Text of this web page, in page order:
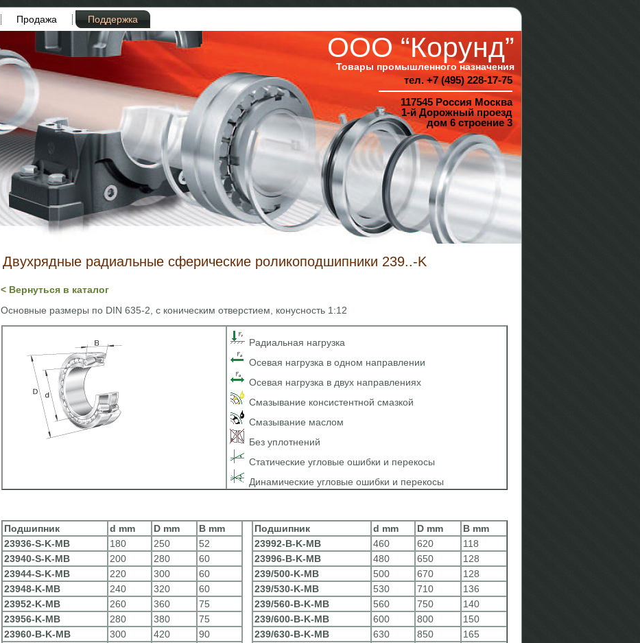
Продажа Поддержка
ООО “Корунд”
Товары промышленного назначения
тел. +7 (495) 228-17-75
117545 Россия Москва
1-й Дорожный проезд
дом 6 строение 3
Двухрядные радиальные сферические роликоподшипники 239..-K
< Вернуться в каталог
Основные размеры по DIN 635-2, с коническим отверстием, конусность 1:12
Радиальная нагрузка
Осевая нагрузка в одном направлении
Осевая нагрузка в двух направлениях
Смазывание консистентной смазкой
Смазывание маслом
Без уплотнений
Статические угловые ошибки и перекосы
Динамические угловые ошибки и перекосы
Подшипник d mm D mm B mm Подшипник d mm D mm
B mm
23936-S-K-MB
180 250 52 23992-B-K-MB 460 620
118
23940-S-K-MB
200 280 60 23996-B-K-MB 480 650
128
23944-S-K-MB
220 300 60 239/500-K-MB 500 670
128
23948-K-MB
240 320 60 239/530-K-MB 530 710
136
23952-K-MB
260 360 75 239/560-B-K-MB 560 750
140
23956-K-MB
280 380 75 239/600-B-K-MB 600 800
150
23960-B-K-MB
300 420 90 239/630-B-K-MB 630 850
165